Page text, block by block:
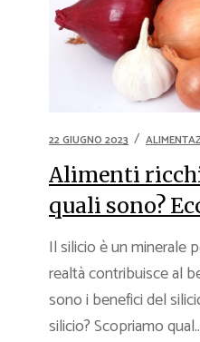
22 GIUGNO 2023
Alimenti
quali sono?
Il silicio è un minerale
realtà contribuisce al
sono i benefici del
silicio? Scopriamo